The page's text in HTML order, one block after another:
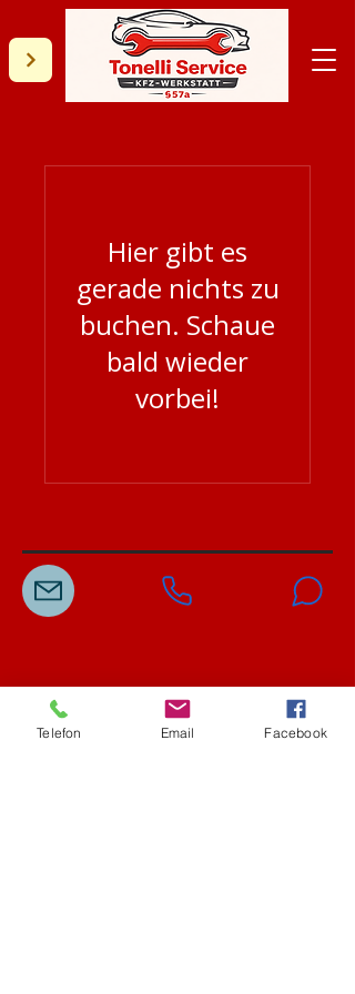
Hier gibt es
gerade nichts zu
buchen. Schaue
bald wieder
vorbei!
Telefon Email Facebook